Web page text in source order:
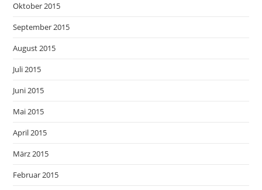
Oktober 2015
September 2015
August 2015
Juli 2015
Juni 2015
Mai 2015
April 2015
März 2015
Februar 2015